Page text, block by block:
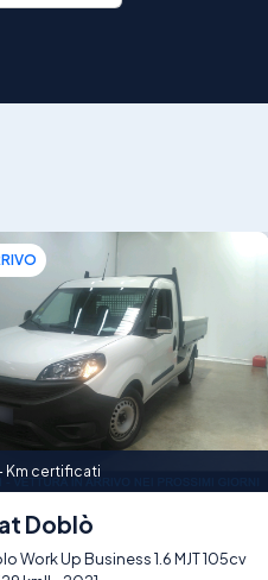
Km certificati
Doblò
Work Up Business 1.6 MJT 105cv